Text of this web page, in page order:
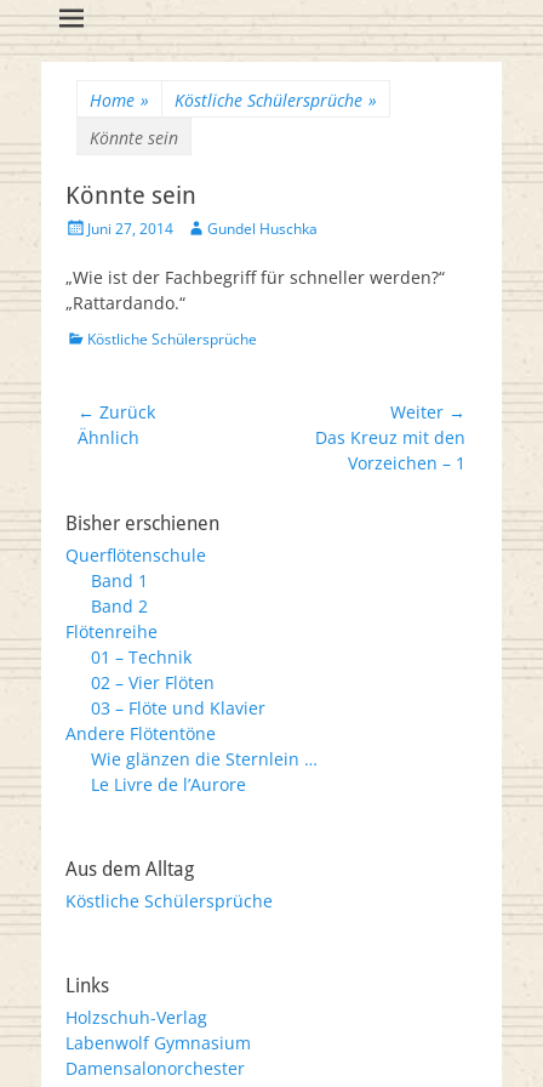
Flötenreihe
Huschka-Bähr
Suche
nach:
Home » Köstliche Schülersprüche »
Könnte sein
Könnte sein
Veröffentlicht
Juni 27, 2014 AutorGundel Huschka
„Wie ist der Fachbegriff für schneller werden?“
„Rattardando.“
Kategorien
Köstliche Schülersprüche
Beitrags-
Navigation
← Zurück
Vorheriger
Ähnlich
Weiter →
NächsterDas Kreuz mit den
Vorzeichen – 1
Bisher erschienen
Querflötenschule
Band 1
Band 2
Flötenreihe
01 – Technik
02 – Vier Flöten
03 – Flöte und Klavier
Andere Flötentöne
Wie glänzen die Sternlein …
Le Livre de l’Aurore
Aus dem Alltag
Köstliche Schülersprüche
Links
Holzschuh-Verlag
Labenwolf Gymnasium
Damensalonorchester